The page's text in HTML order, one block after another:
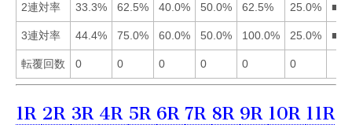
2連対率 33.3% 62.5% 40.0% 50.0% 62.5% 25.0%
3連対率 44.4% 75.0% 60.0% 50.0% 100.0% 25.0%
転覆回数 0 0 0 0 0 0
1R 2R 3R 4R 5R 6R 7R 8R 9R 10R 11R